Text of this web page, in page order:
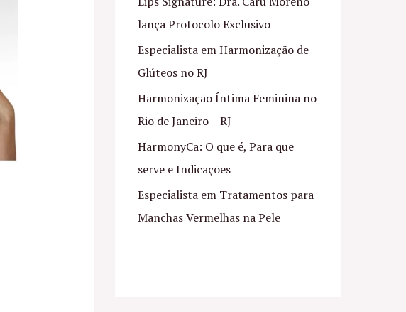
lança Protocolo Exclusivo
Especialista em Harmonização de
Glúteos no RJ
Harmonização Íntima Feminina no
Rio de Janeiro – RJ
HarmonyCa: O que é, Para que
serve e Indicações
Especialista em Tratamentos para
Manchas Vermelhas na Pele